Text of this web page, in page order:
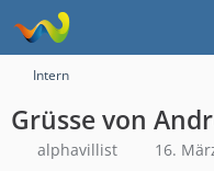
Intern
Grüsse von
alphavillist 16.